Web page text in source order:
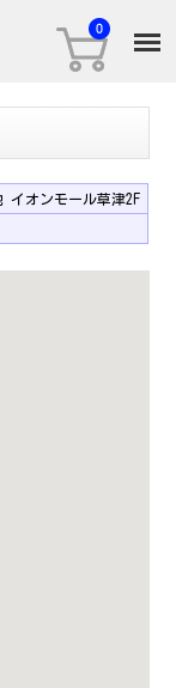
イオンモール草津2F